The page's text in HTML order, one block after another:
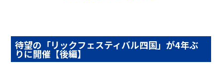
待望の「リックフェスティバル四国」が4年ぶ
りに開催【後編】